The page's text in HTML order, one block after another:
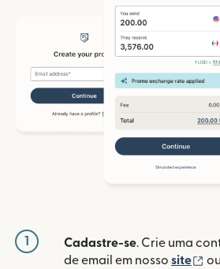
1 Cadastre-se. Crie uma
de email em nosso site